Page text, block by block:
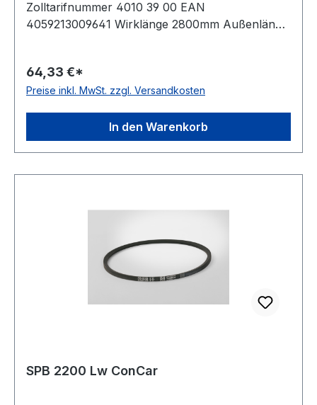
Zolltarifnummer 4010 39 00 EAN
4059213009641 Wirklänge 2800mm Außenlänge
Norm DIN 7753 Material Neoprene Zugstrang
Polyester Breite 16,3mm Höhe 13mm
64,33 €*
Preise inkl. MwSt. zzgl. Versandkosten
In den Warenkorb
SPB 2200 Lw ConCar